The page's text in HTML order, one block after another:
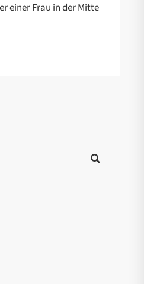
einer Frau in der Mitte